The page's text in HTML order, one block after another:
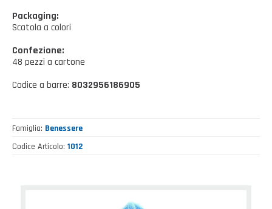
Packaging:
Scatola a colori
Confezione:
48 pezzi a cartone
Codice a barre: 8032956186905
Famiglia Benessere
Codice Articolo 1012